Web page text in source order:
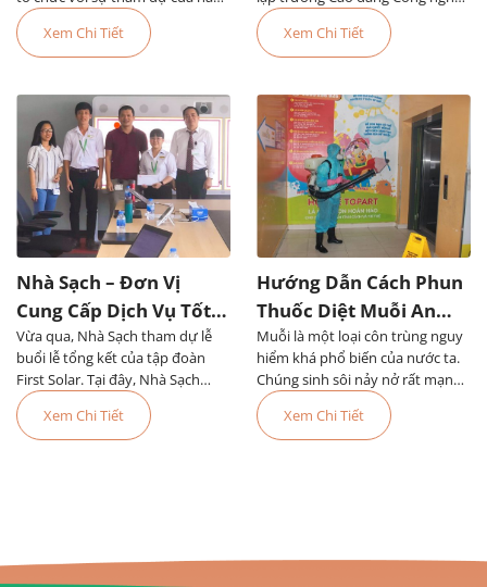
trăm nhà cung cấp, trong đó có
Nhà Sạch
Xem Chi Tiết
Thủ Đức và khai giảng năm học
mới
Xem Chi Tiết
Vừa qua, Nhà Sạch tham dự lễ
buổi lễ tổng kết của tập đoàn
First Solar. Tại đây, Nhà Sạch
được công nhận là đơn vị cung
cấp dịch vụ tốt nhất trong năm.
Nhà Sạch – Đơn Vị
Cung Cấp Dịch Vụ Tốt
Nhất Tại First Solar
Xem Chi Tiết
Muỗi là một loại côn trùng nguy
hiểm khá phổ biến của nước ta.
Chúng sinh sôi nảy nở rất mạnh
vào các mùa mưa và gây ra
nhiều bệnh nguy hiểm cho con
người trong đó nguy hiểm đặc
Hướng Dẫn Cách Phun
Thuốc Diệt Muỗi An
Toàn Và Hiệu Quả
Xem Chi Tiết